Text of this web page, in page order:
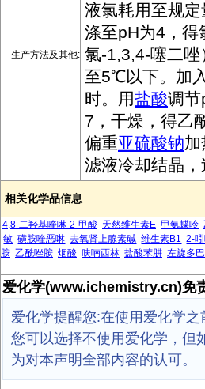
生产方法及其他:
液氯耗用至规
涤至pH为4，得
氯-1,3,4-噻二
至5℃以下。加
时。用盐酸调节
7，干燥，得乙
偏重亚硫酸钠
滤液冷却结晶
相关化学品信息
4,8-二羟基喹啉-2-甲酸 天然维生素E 甲氨蝶呤
敏 磺胺喹恶啉 去氧肾上腺素碱 维生素B1 2-
胺 乙酰唑胺 烟酸 呋喃西林 盐酸苯肼 左旋多巴
爱化学(www.ichemistry.cn)免
爱化学提醒您:在使用爱化学
您可以选择不使用爱化学，但
为对本声明全部内容的认可。